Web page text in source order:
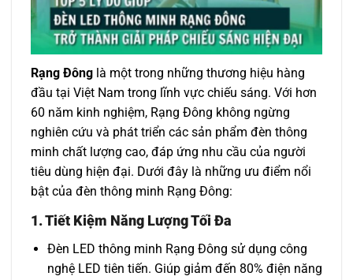
Rạng Đông là một trong những thương hiệu hàng
đầu tại Việt Nam trong lĩnh vực chiếu sáng. Với hơn
60 năm kinh nghiệm, Rạng Đông không ngừng
nghiên cứu và phát triển các sản phẩm đèn thông
minh chất lượng cao, đáp ứng nhu cầu của người
tiêu dùng hiện đại. Dưới đây là những ưu điểm nổi
bật của đèn thông minh Rạng Đông:
1. Tiết Kiệm Năng Lượng Tối Đa
Đèn LED thông minh Rạng Đông sử dụng công
nghệ LED tiên tiến. Giúp giảm đến 80% điện năng